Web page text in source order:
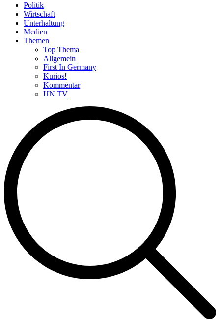
Politik
Wirtschaft
Unterhaltung
Medien
Themen
Top Thema
Allgemein
First In Germany
Kurios!
Kommentar
HN TV